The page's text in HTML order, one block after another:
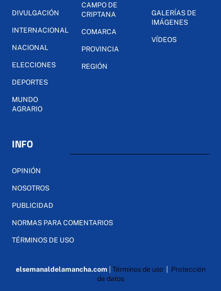
DIVULGACIÓN
INTERNACIONAL
NACIONAL
ELECCIONES
DEPORTES
MUNDO
AGRARIO
CAMPO DE
CRIPTANA
COMARCA
PROVINCIA
REGIÓN
GALERÍAS DE
IMÁGENES
VÍDEOS
INFO
OPINIÓN
NOSOTROS
PUBLICIDAD
NORMAS PARA COMENTARIOS
TÉRMINOS DE USO
elsemanaldelamancha.com Términos de uso| Protección
de datos